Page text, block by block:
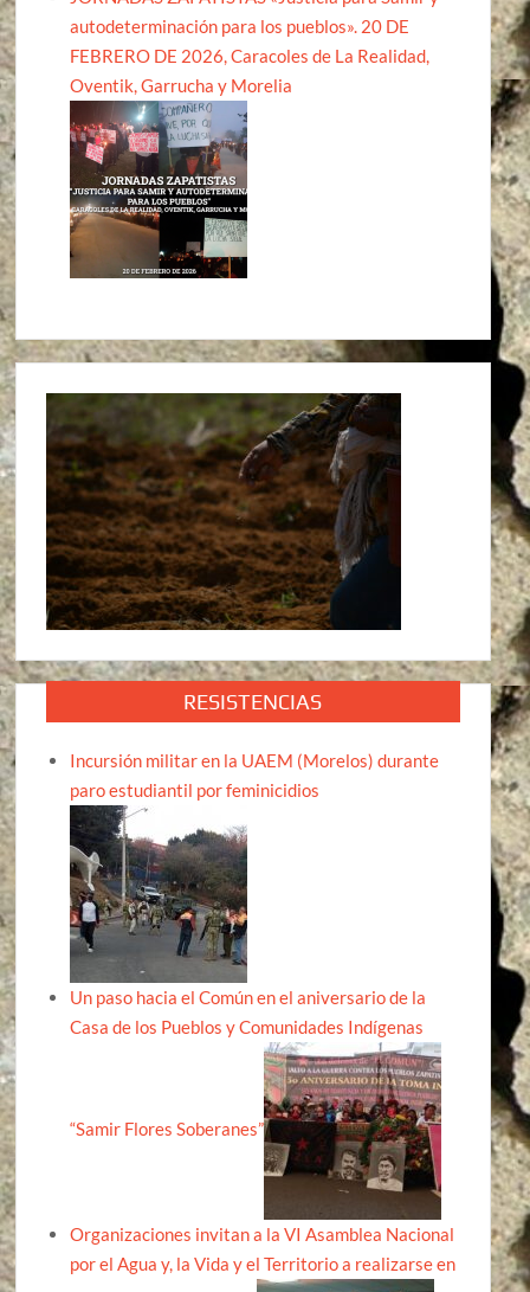
autodeterminación para los pueblos». 20 DE
FEBRERO DE 2026, Caracoles de La Realidad,
Oventik, Garrucha y Morelia
RESISTENCIAS
Incursión militar en la UAEM (Morelos) durante
paro estudiantil por feminicidios
Un paso hacia el Común en el aniversario de la
Casa de los Pueblos y Comunidades Indígenas
“Samir Flores Soberanes”
Organizaciones invitan a la VI Asamblea Nacional
por el Agua y, la Vida y el Territorio a realizarse en